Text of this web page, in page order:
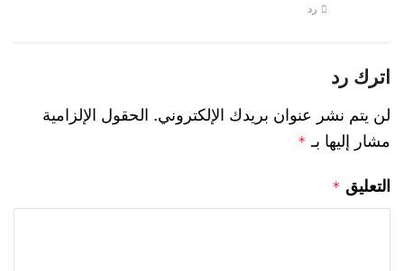
رد
اترك رد
لن يتم نشر عنوان بريدك الإلكتروني. الحقول الإلزامية
مشار إليها بـ *
التعليق *